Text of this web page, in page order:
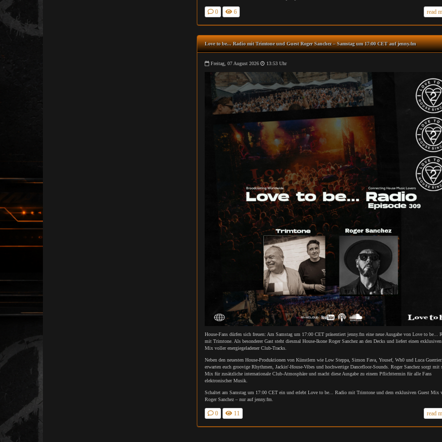
0 6 read
Love to be... Radio mit Trimtone und Guest Roger Sanchez – Samstag um 17:00 CET auf jenny.fm
Freitag, 07 August 2026 13:53 Uhr
House-Fans dürfen sich freuen: Am Samstag um 17:00 CET präsentiert jenny.fm eine neue Ausgabe von Love to be...
mit Trimtone. Als besonderer Gast steht diesmal House-Ikone Roger Sanchez an den Decks und liefert einen
Mix voller energiegeladener Club-Tracks.
Neben den neuesten House-Produktionen von Künstlern wie Low Steppa, Simon Fava, Yousef, Wh0 und Luca
erwarten euch groovige Rhythmen, Jackin'-House-Vibes und hochwertige Dancefloor-Sounds. Roger Sanchez sorgt mit
Mix für zusätzliche internationale Club-Atmosphäre und macht diese Ausgabe zu einem Pflichttermin für alle Fans
elektronischer Musik.
Schaltet am Samstag um 17:00 CET ein und erlebt Love to be... Radio mit Trimtone und dem exklusiven Guest Mix
Roger Sanchez – nur auf jenny.fm.
0 11 read